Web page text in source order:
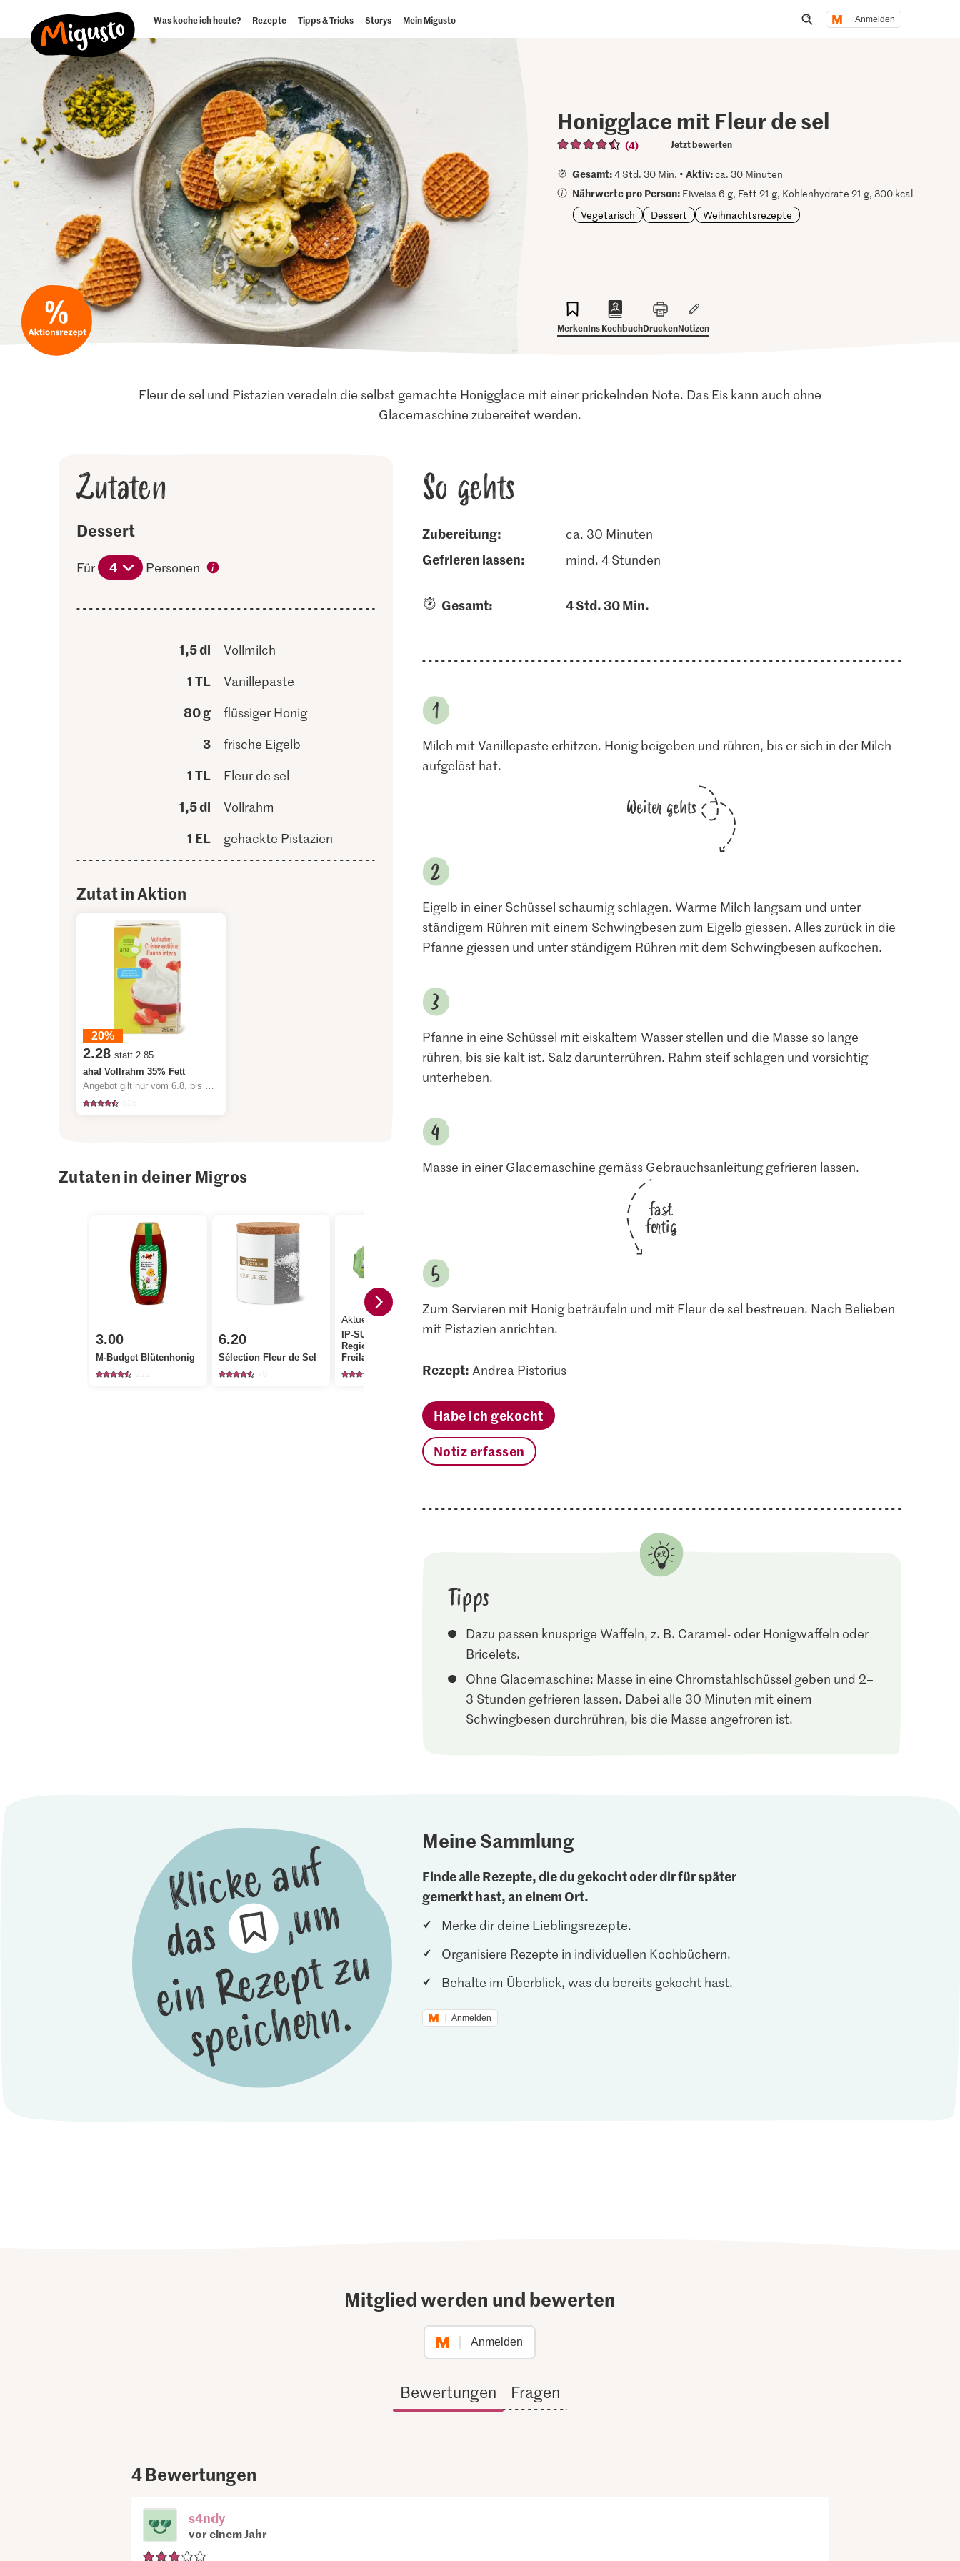
Was koche ich heute? Rezepte Tipps & Tricks Storys Mein Migusto Anmelden
Honigglace mit Fleur de sel
(4) Jetzt bewerten
Gesamt:4 Std. 30 Min. •Aktiv:ca. 30 Minuten
Nährwerte pro Person: Eiweiss 6 g, Fett 21 g, Kohlenhydrate 21 g, 300 kcal
Vegetarisch
Dessert Weihnachtsrezepte
MerkenIns KochbuchDruckenNotizen
Fleur de sel und Pistazien veredeln die selbst gemachte Honigglace mit einer prickelnden Note. Das Eis kann auch ohne
Glacemaschine zubereitet werden.
Zutaten
Dessert
Für 4 Personen
1,5 dl Vollmilch
1 TL Vanillepaste
80 g flüssiger Honig
3 frische Eigelb
1 TL Fleur de sel
1,5 dl Vollrahm
1 EL gehackte Pistazien
Zutat in Aktion
20%
2.28 statt 2.85
aha! Vollrahm 35% Fett
Zutaten in deiner Migros
3.00
M-Budget Blütenhonig
6.20
Sélection Fleur de Sel
Aktueller Tagespreis
IP-SUISSE Aus der
Region Eier
Freilandhaltung
3.95
103
So gehts
Zubereitung: ca. 30 Minuten
gefrieren lassen: mind. 4 Stunden
Gesamt: 4 Std. 30 Min.
Milch mit Vanillepaste erhitzen. Honig beigeben und rühren, bis er sich in der Milch
aufgelöst hat.
Weiter gehts
Eigelb in einer Schüssel schaumig schlagen. Warme Milch langsam und unter
ständigem Rühren mit einem Schwingbesen zum Eigelb giessen. Alles zurück in die
Pfanne giessen und unter ständigem Rühren mit dem Schwingbesen aufkochen.
Pfanne in eine Schüssel mit eiskaltem Wasser stellen und die Masse so lange
rühren, bis sie kalt ist. Salz darunterrühren. Rahm steif schlagen und vorsichtig
unterheben.
Masse in einer Glacemaschine gemäss Gebrauchsanleitung gefrieren lassen.
fast
fertig
Zum Servieren mit Honig beträufeln und mit Fleur de sel bestreuen. Nach Belieben
mit Pistazien anrichten.
Rezept: Andrea Pistorius
Habe ich gekocht
Notiz erfassen
Tipps
Dazu passen knusprige Waffeln, z. B. Caramel- oder Honigwaffeln oder
Bricelets.
Ohne Glacemaschine: Masse in eine Chromstahlschüssel geben und 2–
3 Stunden gefrieren lassen. Dabei alle 30 Minuten mit einem
Schwingbesen durchrühren, bis die Masse angefroren ist.
Meine Sammlung
Finde alle Rezepte, die du gekocht oder dir für später
gemerkt hast, an einem Ort.
Merke dir deine Lieblingsrezepte.
Organisiere Rezepte in individuellen Kochbüchern.
Behalte im Überblick, was du bereits gekocht hast.
Anmelden
Mitglied werden und bewerten
Anmelden
Bewertungen Fragen
4Bewertungen
s4ndy
vor einem Jahr